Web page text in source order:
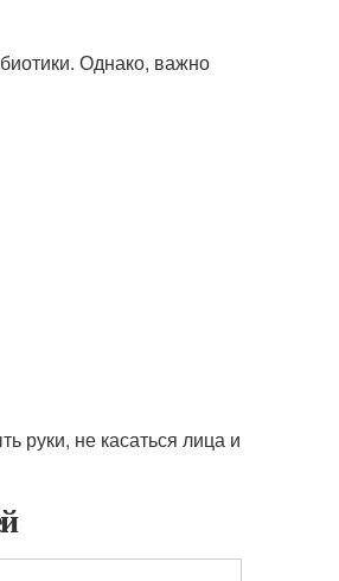
Однако, важно
руки, не касаться лица и